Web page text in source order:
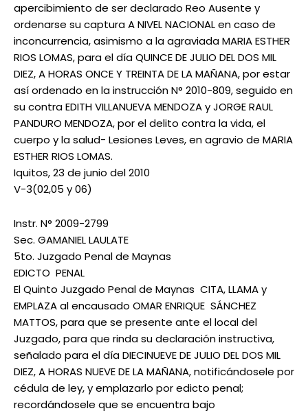
apercibimiento de ser declarado Reo Ausente y
ordenarse su captura A NIVEL NACIONAL en caso de
inconcurrencia, asimismo a la agraviada MARIA ESTHER
RIOS LOMAS, para el día QUINCE DE JULIO DEL DOS MIL
DIEZ, A HORAS ONCE Y TREINTA DE LA MAÑANA, por estar
así ordenado en la instrucción N° 2010-809, seguido en
su contra EDITH VILLANUEVA MENDOZA y JORGE RAUL
PANDURO MENDOZA, por el delito contra la vida, el
cuerpo y la salud- Lesiones Leves, en agravio de MARIA
ESTHER RIOS LOMAS.
Iquitos, 23 de junio del 2010
V-3(02,05 y 06)
Instr. N° 2009-2799
Sec. GAMANIEL LAULATE
5to. Juzgado Penal de Maynas
EDICTO PENAL
El Quinto Juzgado Penal de Maynas CITA, LLAMA y
EMPLAZA al encausado OMAR ENRIQUE SÁNCHEZ
MATTOS, para que se presente ante el local del
Juzgado, para que rinda su declaración instructiva,
señalado para el día DIECINUEVE DE JULIO DEL DOS MIL
DIEZ, A HORAS NUEVE DE LA MAÑANA, notificándosele por
cédula de ley, y emplazarlo por edicto penal;
recordándosele que se encuentra bajo